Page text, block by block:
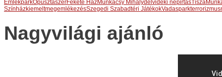
EmlékparkÓpusztaszerFekete HázMunkácsy Mihálydélvidéki népirtásTisza
SzínházkiemeltmegemlékezésSzegedi Szabadtéri JátékokVadasparkterrorizmus
Nagyvilági ajánló